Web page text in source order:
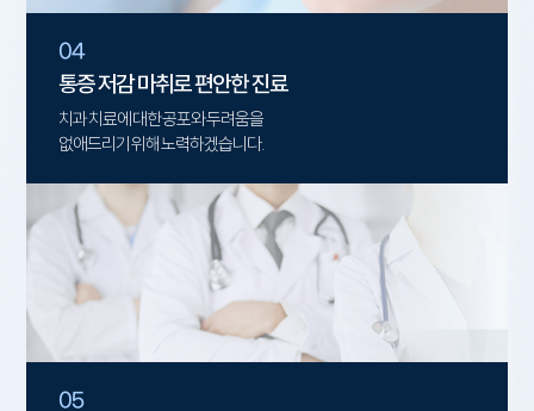
04
통증 저감 마취로 편안한 진료
치과 치료에 대한 공포와 두려움을
없애드리기 위해 노력하겠습니다.
05